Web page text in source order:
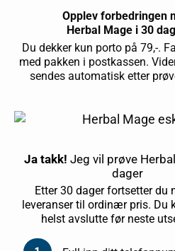
Opplev forbedringen
Herbal Mage i 30
Du dekker kun porto på 79,-.
med pakken i postkassen.
sendes automatisk etter
Ja takk! Jeg vil prøve
dager
Etter 30 dager fortsetter du
leveranser til ordinær pris. Du
helst avslutte før neste